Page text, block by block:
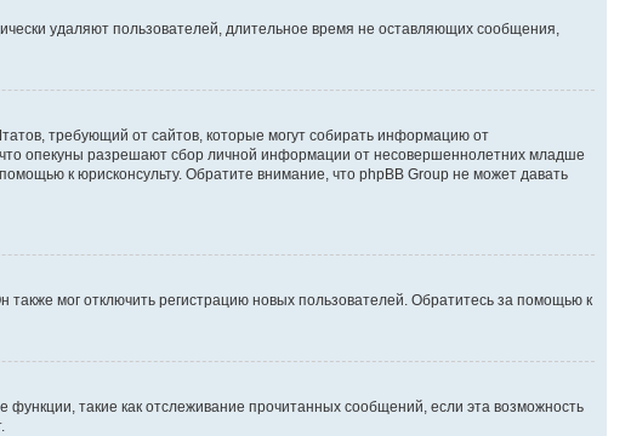
удаляют пользователей, длительное время не оставляющих сообщения,
требующий от сайтов, которые могут собирать информацию от
опекуны разрешают сбор личной информации от несовершеннолетних младше
к юрисконсульту. Обратите внимание, что phpBB Group не может давать
мог отключить регистрацию новых пользователей. Обратитесь за помощью к
такие как отслеживание прочитанных сообщений, если эта возможность